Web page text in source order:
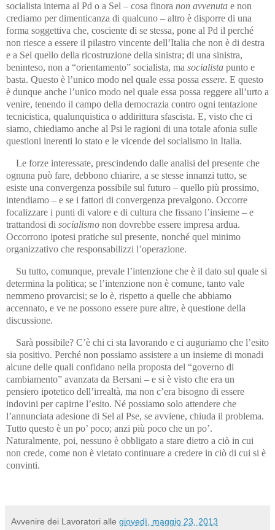
socialista interna al Pd o a Sel – cosa finora non avvenuta e non
crediamo per dimenticanza di qualcuno – altro è disporre di una
forma soggettiva che, cosciente di se stessa, pone al Pd il perché
non riesce a essere il pilastro vincente dell’Italia che non è di destra
e a Sel quello della ricostruzione della sinistra; di una sinistra,
beninteso, non a “orientamento” socialista, ma socialista punto e
basta. Questo è l’unico modo nel quale essa possa essere. E questo
è dunque anche l’unico modo nel quale essa possa reggere all’urto a
venire, tenendo il campo della democrazia contro ogni tentazione
tecnicistica, qualunquistica o addirittura sfascista. E, visto che ci
siamo, chiediamo anche al Psi le ragioni di una totale afonia sulle
questioni inerenti lo stato e le vicende del socialismo in Italia.
Le forze interessate, prescindendo dalle analisi del presente che
ognuna può fare, debbono chiarire, a se stesse innanzi tutto, se
esiste una convergenza possibile sul futuro – quello più prossimo,
intendiamo – e se i fattori di convergenza prevalgono. Occorre
focalizzare i punti di valore e di cultura che fissano l’insieme – e
trattandosi di socialismo non dovrebbe essere impresa ardua.
Occorrono ipotesi pratiche sul presente, nonché quel minimo
organizzativo che responsabilizzi l’operazione.
Su tutto, comunque, prevale l’intenzione che è il dato sul quale si
determina la politica; se l’intenzione non è comune, tanto vale
nemmeno provarcisi; se lo è, rispetto a quelle che abbiamo
accennato, e ve ne possono essere pure altre, è questione della
discussione.
Sarà possibile? C’è chi ci sta lavorando e ci auguriamo che l’esito
sia positivo. Perché non possiamo assistere a un insieme di monadi
alcune delle quali confidano nella proposta del “governo di
cambiamento” avanzata da Bersani – e si è visto che era un
pensiero ipotetico dell’irrealtà, ma non c’era bisogno di essere
indovini per capirne l’esito. Né possiamo solo attendere che
l’annunciata adesione di Sel al Pse, se avviene, chiuda il problema.
Tutto questo è un po’ poco; anzi più poco che un po’.
Naturalmente, poi, nessuno è obbligato a stare dietro a ciò in cui
non crede, come non è vietato continuare a credere in ciò di cui si è
convinti.
Avvenire dei Lavoratori alle giovedì, maggio 23, 2013